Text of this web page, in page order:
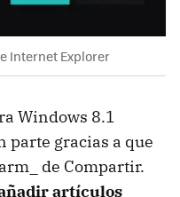
Internet Explorer
Windows 8.1
parte gracias a que
de Compartir.
artículos